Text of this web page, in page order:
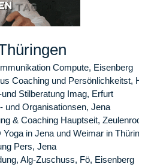
Compute, Eisenberg
Coaching und Persönlichkeitst,
Stilberatung Imag, Erfurt
und Organisationsen, Jena
& Coaching Hauptseit,
in Jena und Weimar in
Pers, Jena
Alg-Zuschuss, Fö, Eisenberg